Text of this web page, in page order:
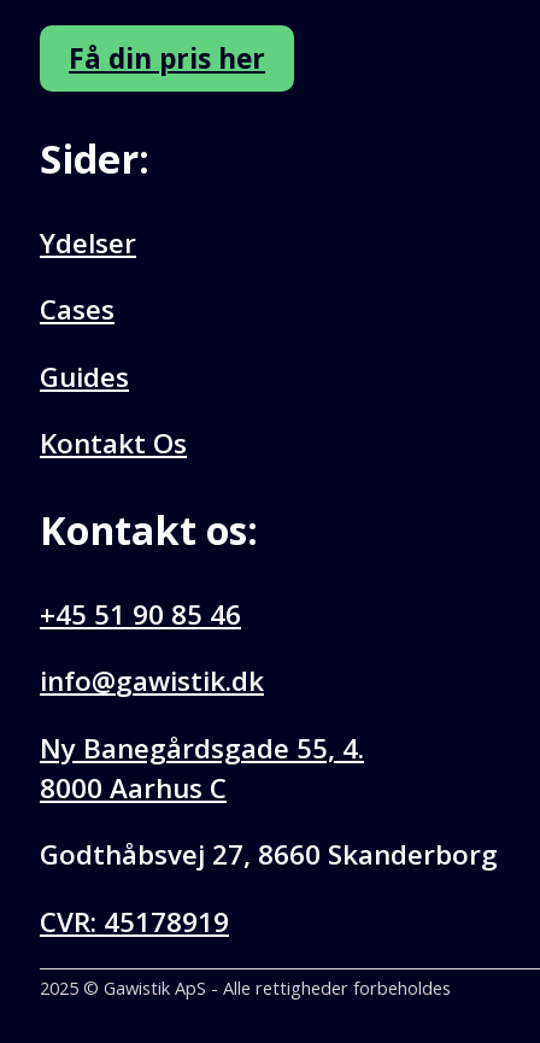
Få din pris her
Sider:
Ydelser
Cases
Guides
Kontakt Os
Kontakt os:
+45 51 90 85 46
kd.kitsiwag
@ofni
Ny Banegårdsgade 55, 4.
8000 Aarhus C
Godthåbsvej 27, 8660 Skanderborg
CVR: 45178919
2025 © Gawistik ApS - Alle rettigheder forbeholdes